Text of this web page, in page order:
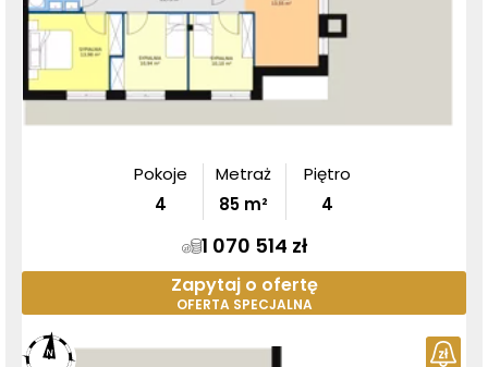
Pokoje
4
Metraż
85 m²
Piętro
4
1 070 514 zł
Zapytaj o ofertę
OFERTA SPECJALNA